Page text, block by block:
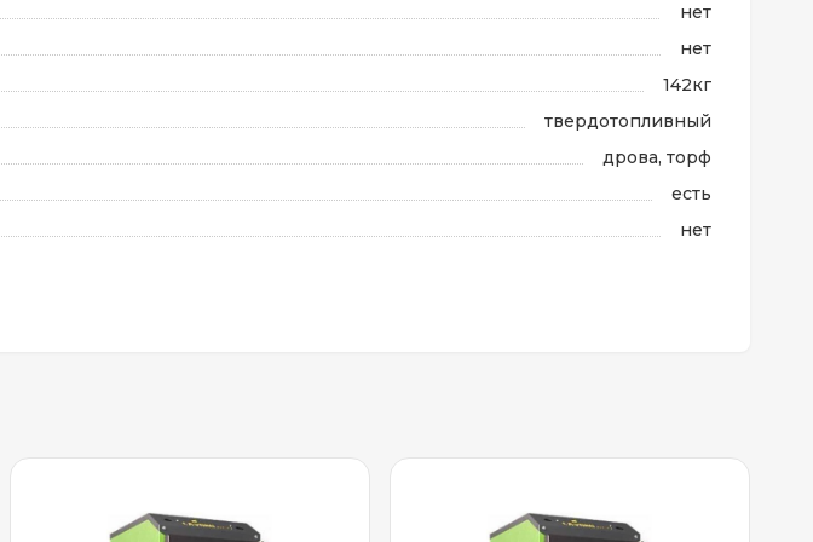
нет
нет
142кг
твердотопливный
дрова, торф
есть
нет